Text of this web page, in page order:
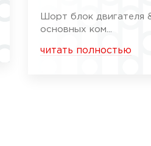
Шорт блок двигателя
основных ком...
читать полностью